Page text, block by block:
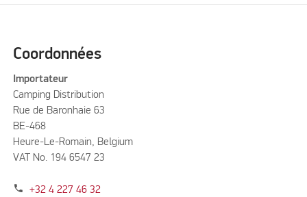
Coordonnées
Importateur
Camping Distribution
Rue de Baronhaie 63
BE-468
Heure-Le-Romain, Belgium
VAT No. 194 6547 23
phone +32 4 227 46 32